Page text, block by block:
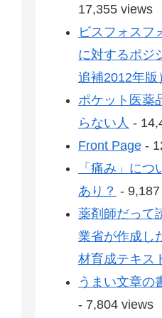
17,355 views
ビスフォスフ
に対するポジ
追補2012年版
ポケット医薬
らない人 -
Front Page -
「痛み」に
あり？ -
薬剤師だって
業省が作成し
材育成テキス
うまい文章の
- 7,804 views